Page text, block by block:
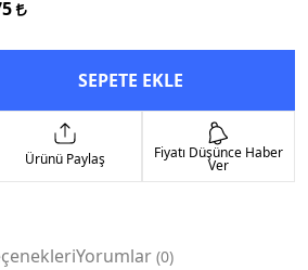
SEPETE EKLE
Ürünü Paylaş Fiyatı Düşünce Haber
Ver
Yorumlar 0